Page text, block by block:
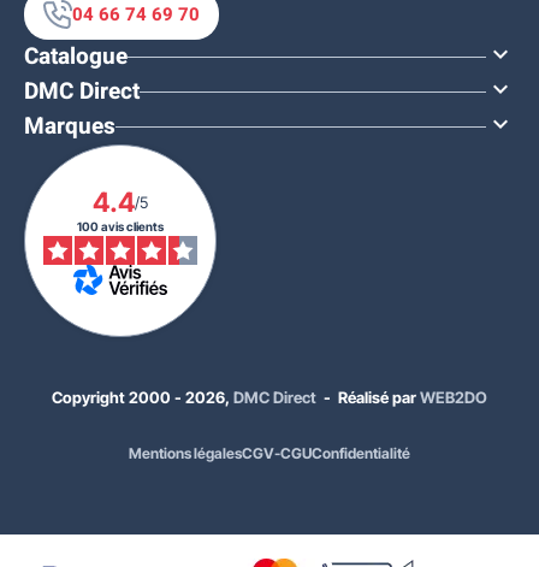
À PARTIR DE
73,00 €HT
87,60 €
Choisissez la taille :Taille 1 - utilisateur entre 93 et 116 cm
Coloris acier :Rouge - 3000
04 66 74 69 70
Catalogue 
DMC Direct 
Marques 
4.4/5
100 avis clients
Copyright 2000 - 2026, DMC Direct - Réalisé parWEB2DO
Mentions légalesCGV-CGUConfidentialité